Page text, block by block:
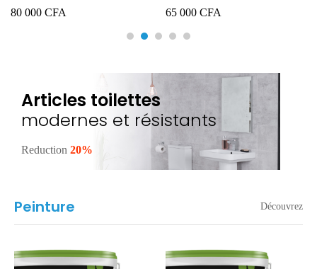
VENUS 80L
80 000 CFA
VENUS 50L
65 000 CFA
Articles toilettes
modernes et résistants
Reduction 20%
Peinture Découvrez